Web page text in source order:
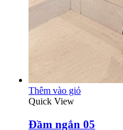
Thêm vào giỏ
Quick View
Đầm ngắn 05